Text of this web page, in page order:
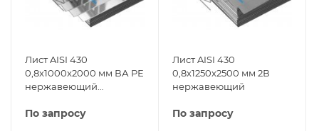
Лист AISI 430
0,8x1000x2000 мм ВА РЕ
нержавеющий
По запросу
Лист AISI 430
0,8x1250x2500 мм 2В
нержавеющий
По запросу